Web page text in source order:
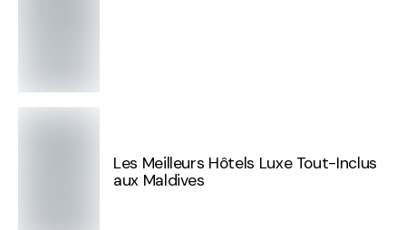
Les Meilleurs Hôtels Luxe Tout-Inclus
aux Maldives